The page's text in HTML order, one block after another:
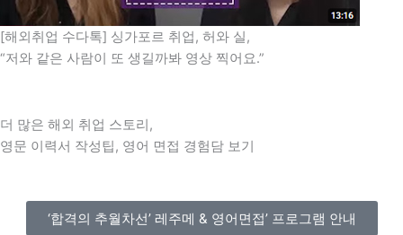
[해외취업 수다톡] 싱가포르 취업, 허와 실,
“저와 같은 사람이 또 생길까봐 영상 찍어요.”
더 많은 해외 취업 스토리,
영문 이력서 작성팁, 영어 면접 경험담 보기
‘합격의 추월차선’ 레주메 & 영어면접’ 프로그램 안내